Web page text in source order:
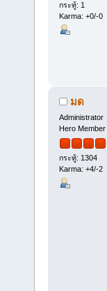
กระทู้: 1
Karma: +0/-0
มด
Administrator
Hero Member
กระทู้: 1304
Karma: +4/-2